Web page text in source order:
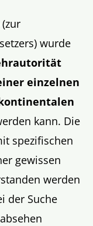
wurde
einzelnen
kann. Die
spezifischen
gewissen
werden
der Suche